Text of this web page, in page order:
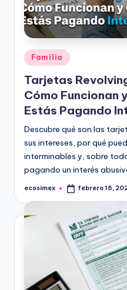
Publicado
en
Familia
Tarjetas
Cómo Funcionan
Estás Pagando
Descubre qué son las
sus intereses, por qué
interminables y, sobre
pagando un interés
Publicado
ecosimex febrero 16,